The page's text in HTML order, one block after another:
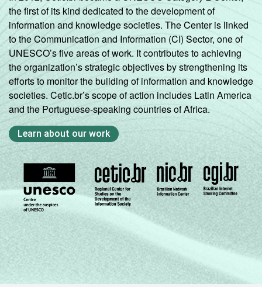
the first of its kind dedicated to the development of
information and knowledge societies. The Center is linked
to the Communication and Information (CI) Sector, one of
UNESCO’s five areas of work. It contributes to achieving
the organization’s strategic objectives by strengthening its
efforts to monitor the building of information and knowledge
societies. Cetic.br’s scope of action includes Latin America
and the Portuguese-speaking countries of Africa.
Learn about our work